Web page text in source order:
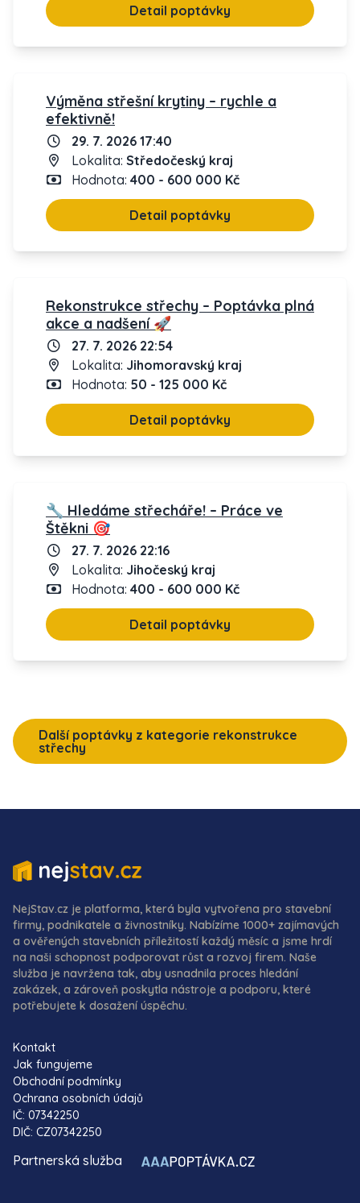
Detail poptávky
Výměna střešní krytiny – rychle a
efektivně!
29. 7. 2026 17:40
Lokalita: Středočeský kraj
Hodnota: 400 - 600 000 Kč
Detail poptávky
Rekonstrukce střechy – Poptávka plná
akce a nadšení 🚀
27. 7. 2026 22:54
Lokalita: Jihomoravský kraj
Hodnota: 50 - 125 000 Kč
Detail poptávky
🔧 Hledáme střecháře! – Práce ve
Štěkni 🎯
27. 7. 2026 22:16
Lokalita: Jihočeský kraj
Hodnota: 400 - 600 000 Kč
Detail poptávky
Další poptávky z kategorie rekonstrukce
střechy
NejStav.cz je platforma, která byla vytvořena pro stavební
firmy, podnikatele a živnostníky. Nabízíme 1000+ zajímavých
a ověřených stavebních příležitostí každý měsíc a jsme hrdí
na naši schopnost podporovat růst a rozvoj firem. Naše
služba je navržena tak, aby usnadnila proces hledání
zakázek, a zároveň poskytla nástroje a podporu, které
potřebujete k dosažení úspěchu.
Kontakt
Jak fungujeme
Obchodní podmínky
Ochrana osobních údajů
IČ: 07342250
DIČ: CZ07342250
Partnerská služba